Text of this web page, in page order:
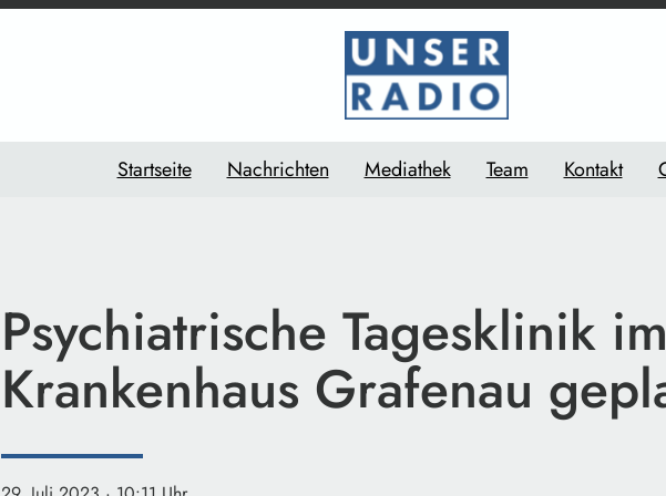
Startseite Nachrichten Mediathek Team Kontakt
Psychiatrische Tagesklinik im
Krankenhaus Grafenau